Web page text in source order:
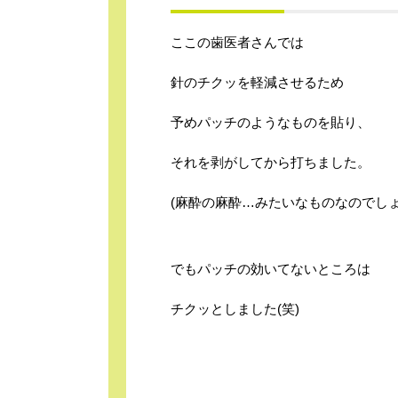
ここの歯医者さんでは
針のチクッを軽減させるため
予めパッチのようなものを貼り、
それを剥がしてから打ちました。
(麻酔の麻酔…みたいなものなのでし
でもパッチの効いてないところは
チクッとしました(笑)